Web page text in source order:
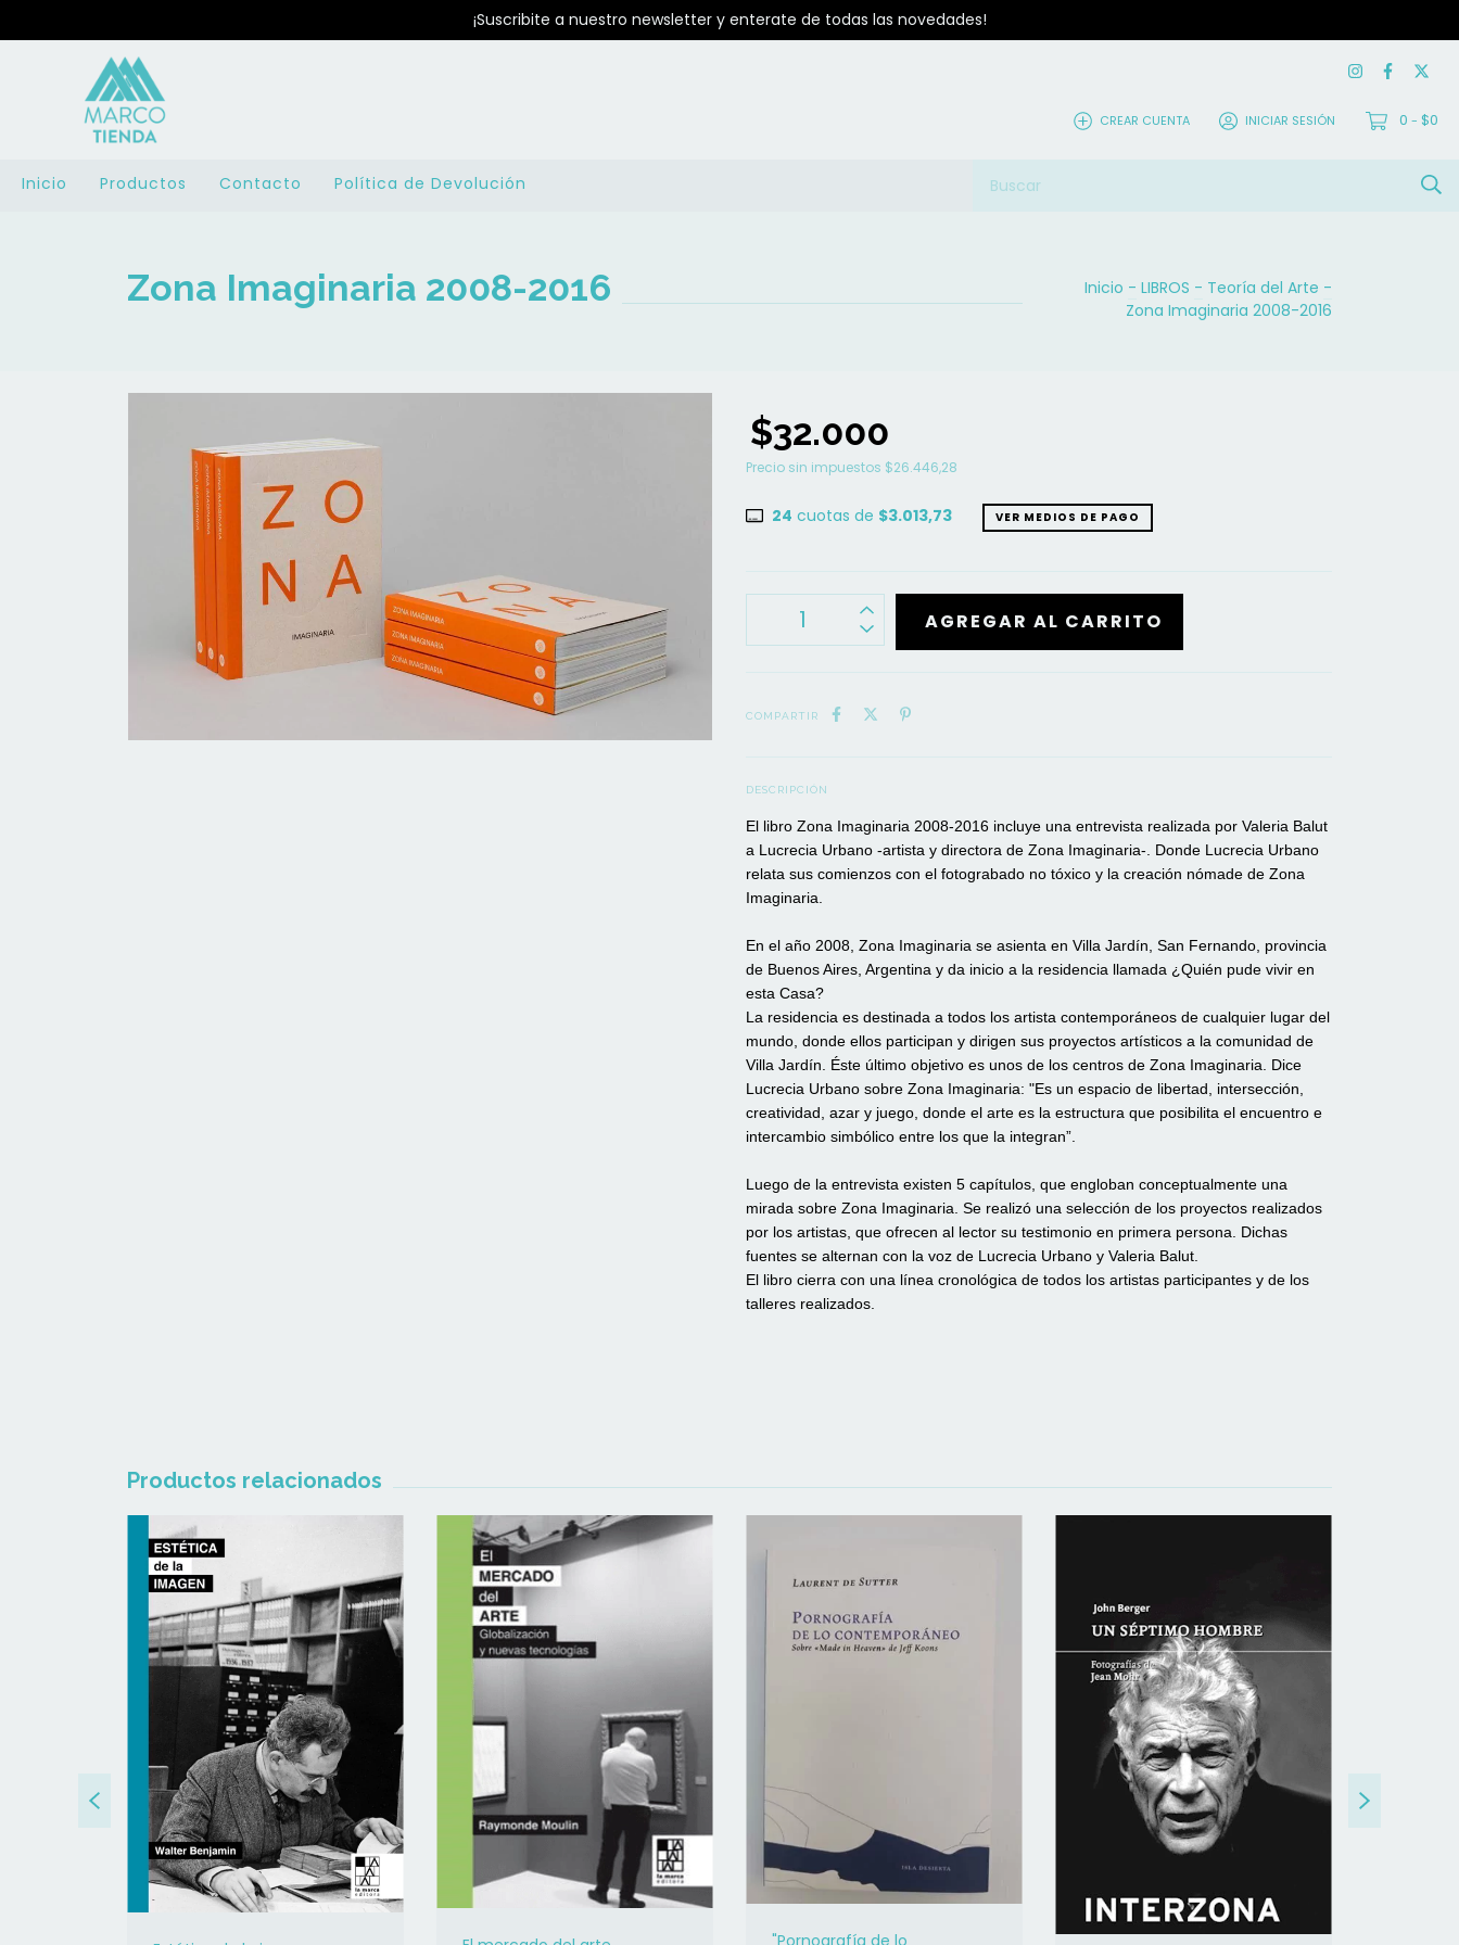
¡Suscribite a nuestro newsletter y enterate de todas las novedades!
CREAR CUENTA INICIAR SESIÓN 0 - $0
Inicio Productos Contacto Política de Devolución
Zona Imaginaria 2008-2016 Inicio - LIBROS - Teoría del Arte -
Zona Imaginaria 2008-2016
$32.000
Precio sin impuestos $26.446,28
24 cuotas de $3.013,73 VER MEDIOS DE PAGO
COMPARTIR
DESCRIPCIÓN
El libro Zona Imaginaria 2008-2016 incluye una entrevista realizada por Valeria Balut
a Lucrecia Urbano -artista y directora de Zona Imaginaria-. Donde Lucrecia Urbano
relata sus comienzos con el fotograbado no tóxico y la creación nómade de Zona
Imaginaria.
En el año 2008, Zona Imaginaria se asienta en Villa Jardín, San Fernando, provincia
de Buenos Aires, Argentina y da inicio a la residencia llamada ¿Quién pude vivir en
esta Casa?
La residencia es destinada a todos los artista contemporáneos de cualquier lugar del
mundo, donde ellos participan y dirigen sus proyectos artísticos a la comunidad de
Villa Jardín. Éste último objetivo es unos de los centros de Zona Imaginaria. Dice
Lucrecia Urbano sobre Zona Imaginaria: "Es un espacio de libertad, intersección,
creatividad, azar y juego, donde el arte es la estructura que posibilita el encuentro e
intercambio simbólico entre los que la integran”.
Luego de la entrevista existen 5 capítulos, que engloban conceptualmente una
mirada sobre Zona Imaginaria. Se realizó una selección de los proyectos realizados
por los artistas, que ofrecen al lector su testimonio en primera persona. Dichas
fuentes se alternan con la voz de Lucrecia Urbano y Valeria Balut.
El libro cierra con una línea cronológica de todos los artistas participantes y de los
talleres realizados.
Productos relacionados
"Pornografía de lo